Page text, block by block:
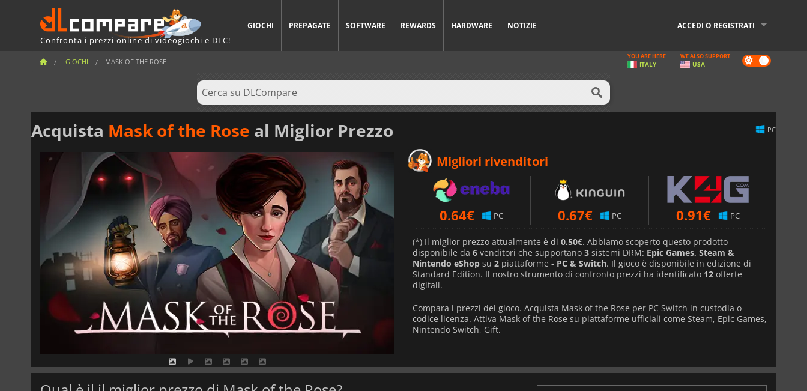
Confronta i prezzi online di videogiochi e DLC!
GIOCHI PREPAGATE SOFTWARE REWARDS HARDWARE NOTIZIE ACCEDI O REGISTRATI
GIOCHI MASK OF THE ROSE Dark
mode
YOU ARE HERE
ITALY
WE ALSO SUPPORT
USA
Acquista Mask of the Rose al Miglior Prezzo PC
Migliori rivenditori
0.64€ PC 0.67€ PC 0.91€ PC
(*) Il miglior prezzo attualmente è di 0.50€. Abbiamo scoperto questo prodotto
disponibile da 6 venditori che supportano 3 sistemi DRM: Epic Games, Steam &
Nintendo eShop su 2 piattaforme - PC & Switch. Il gioco è disponibile in edizione di
Standard Edition. Il nostro strumento di confronto prezzi ha identificato 12 offerte
digitali.
Compara i prezzi del gioco. Acquista Mask of the Rose per PC Switch in custodia o
codice licenza. Attiva Mask of the Rose su piattaforme ufficiali come Steam, Epic Games,
Nintendo Switch, Gift.